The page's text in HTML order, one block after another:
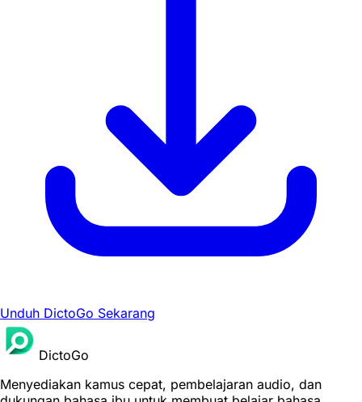
Unduh DictoGo Sekarang
DictoGo
Menyediakan kamus cepat, pembelajaran audio, dan